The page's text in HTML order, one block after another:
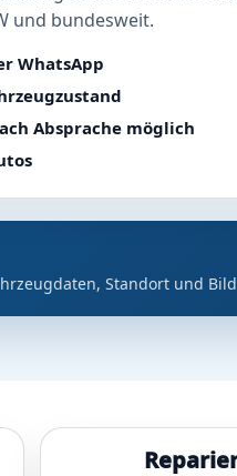
und bundesweit.
WhatsApp
Absprache möglich
Standort und